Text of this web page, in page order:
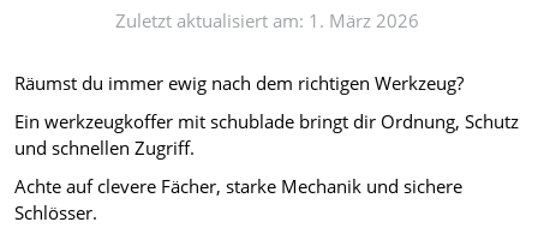
Zuletzt aktualisiert am: 1. März 2026
Räumst du immer ewig nach dem richtigen Werkzeug?
Ein werkzeugkoffer mit schublade bringt dir Ordnung, Schutz
und schnellen Zugriff.
Achte auf clevere Fächer, starke Mechanik und sichere
Schlösser.